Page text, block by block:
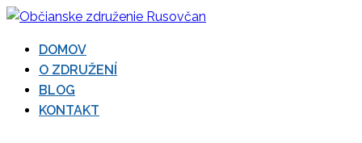
Prejsť
obsah
Občianske združenie
Rusovčan
DOMOV
O ZDRUŽENÍ
BLOG
KONTAKT